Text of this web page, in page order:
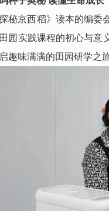
探秘京西稻》 读本的编委
园实践课程的初心与意
趣味满满的田园研学之